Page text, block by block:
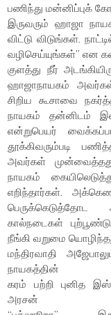
பணிந்து மன்னிப்புக்
இருவரும் ஹாஜா
விட்டு விடுங்கள்.
வழிசெய்யுங்கள்” என
குளத்து நீர்
ஹாஜாநாயகம்
சிறிய கூசாவை
நாயகம் தன்னிடம்
என்றுபெயர்
தூக்கிவரும்படி
அவர்கள்
நாயகம்
எறிந்தார்கள்.
பெருக்கெடுத்தோட
கால்நடைகள்
நீங்கி வறுமை
மந்திரவாதி
நாயகத்தின்
கரம் பற்றி புனித
அரசன்